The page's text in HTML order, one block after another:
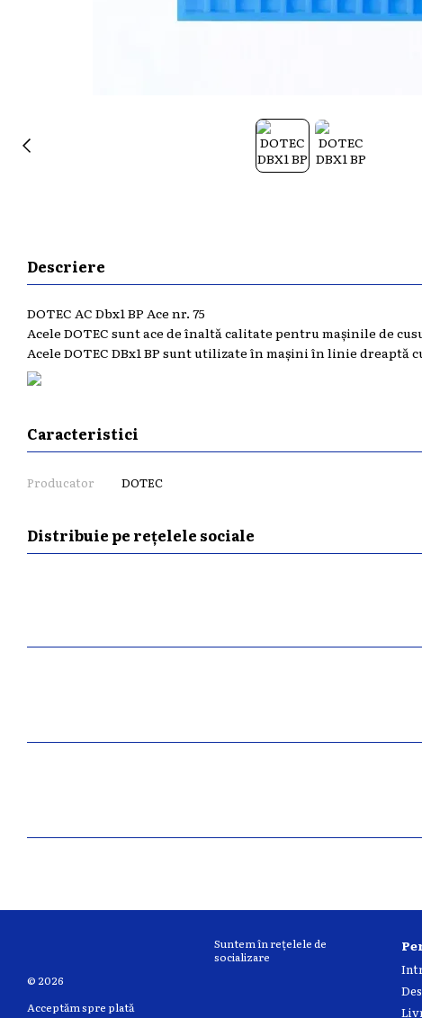
Descriere
DOTEC AC Dbx1 BP Ace nr. 75
Acele DOTEC sunt ace de înaltă calitate pentru mașinile de
Acele DOTEC DBx1 BP sunt utilizate în mașini în linie
Caracteristici
Producator DOTEC
Distribuie pe rețelele sociale
© 2026
Acceptăm spre plată
Suntem în rețelele de
socializare